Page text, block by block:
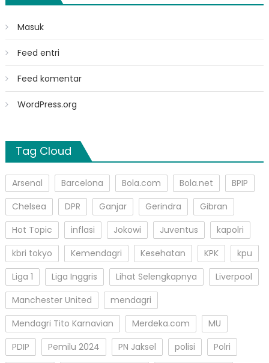
Masuk
Feed entri
Feed komentar
WordPress.org
Tag Cloud
Arsenal Barcelona Bola.com Bola.net
BPIP
Chelsea
DPR Ganjar Gerindra
Gibran
Hot Topic
inflasi Jokowi Juventus
kapolri
kbri tokyo
Kemendagri Kesehatan KPK
kpu
Liga 1
Liga Inggris Lihat Selengkapnya
Liverpool
Manchester United
mendagri
Mendagri Tito Karnavian
Merdeka.com
MU
PDIP
Pemilu 2024 PN Jaksel polisi
Polri